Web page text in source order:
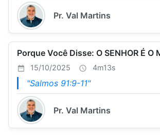
Pr. Val Martins
Porque Você Disse: O SENHOR É O
15/10/2025 4m13s
"Salmos 91:9-11"
Pr. Val Martins